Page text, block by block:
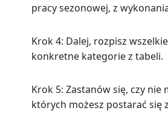
pracy sezonowej, z
Krok 4: Dalej, rozpisz
konkretne kategorie z tabeli.
Krok 5: Zastanów się, czy
których możesz postarać się